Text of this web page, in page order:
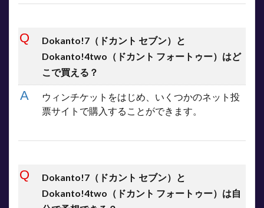
Dokanto!7（ドカント セブン）と
Dokanto!4two（ドカント フォートゥー）はど
こで買える？
ウィンチケットをはじめ、いくつかのネット投
票サイトで購入することができます。
Dokanto!7（ドカント セブン）と
Dokanto!4two（ドカント フォートゥー）は自